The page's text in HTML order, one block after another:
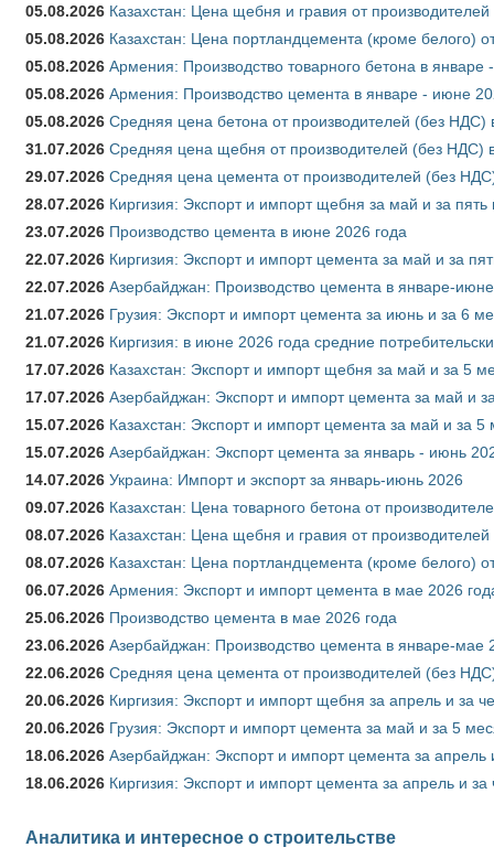
05.08.2026 Казахстан: Цена щебня и гравия от
05.08.2026 Казахстан: Цена портландцемента (кроме белого)
05.08.2026 Армения: Производство товарного бетона в январе
05.08.2026 Армения: Производство цемента в январе - июне
05.08.2026 Средняя цена бетона от производителей (без НДС)
31.07.2026 Средняя цена щебня от производителей (без НДС)
29.07.2026 Средняя цена цемента от производителей (без
28.07.2026 Киргизия: Экспорт и импорт щебня за май и за
23.07.2026 Производство цемента в июне 2026 года
22.07.2026 Киргизия: Экспорт и импорт цемента за май и за
22.07.2026 Азербайджан: Производство цемента в январе-
21.07.2026 Грузия: Экспорт и импорт цемента за июнь и за 6
21.07.2026 Киргизия: в июне 2026 года средние
17.07.2026 Казахстан: Экспорт и импорт щебня за май и за 5
17.07.2026 Азербайджан: Экспорт и импорт цемента за май и
15.07.2026 Казахстан: Экспорт и импорт цемента за май и за
15.07.2026 Азербайджан: Экспорт цемента за январь - июнь
14.07.2026 Украина: Импорт и экспорт за январь-июнь 2026
09.07.2026 Казахстан: Цена товарного бетона от
08.07.2026 Казахстан: Цена щебня и гравия от
08.07.2026 Казахстан: Цена портландцемента (кроме белого)
06.07.2026 Армения: Экспорт и импорт цемента в мае 2026
25.06.2026 Производство цемента в мае 2026 года
23.06.2026 Азербайджан: Производство цемента в январе-мае
22.06.2026 Средняя цена цемента от производителей (без
20.06.2026 Киргизия: Экспорт и импорт щебня за апрель и за
20.06.2026 Грузия: Экспорт и импорт цемента за май и за 5
18.06.2026 Азербайджан: Экспорт и импорт цемента за
18.06.2026 Киргизия: Экспорт и импорт цемента за апрель и
Аналитика и интересное о строительстве